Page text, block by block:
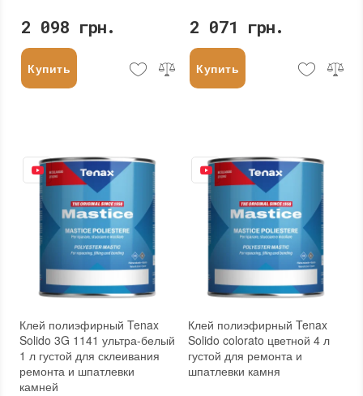
2 098 грн.
Купить
2 071 грн.
Купить
Клей полиэфирный Tenax
Solido 3G 1141 ультра-белый
1 л густой для склеивания
ремонта и шпатлевки
камней
Клей полиэфирный Tenax
Solido colorato цветной 4 л
густой для ремонта и
шпатлевки камня